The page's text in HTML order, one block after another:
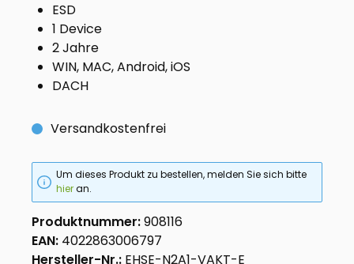
ESD
1 Device
2 Jahre
WIN, MAC, Android, iOS
DACH
Versandkostenfrei
Um dieses Produkt zu bestellen, melden Sie sich bitte
hieran.
Produktnummer:908116
EAN: 4022863006797
Hersteller-Nr.: EHSE-N2A1-VAKT-E